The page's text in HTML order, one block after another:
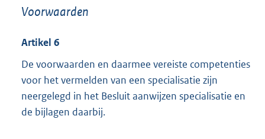
k
Voorwaarden
Artikel 6
De voorwaarden en daarmee vereiste competenties
voor het vermelden van een specialisatie zijn
neergelegd in het Besluit aanwijzen specialisatie en
de bijlagen daarbij.